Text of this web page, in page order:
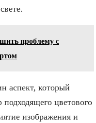
проблему с
аспект, который
цветового
изображения и